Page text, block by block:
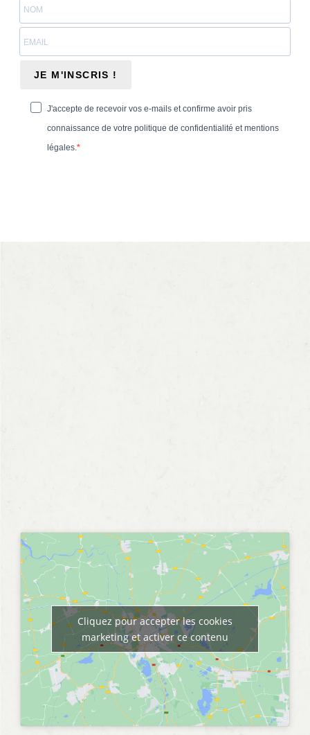
JE M'INSCRIS !
J'accepte de recevoir vos e-mails et confirme avoir pris
connaissance de votre politique de confidentialité et mentions
légales.
Cliquez pour accepter les cookies
marketing et activer ce contenu